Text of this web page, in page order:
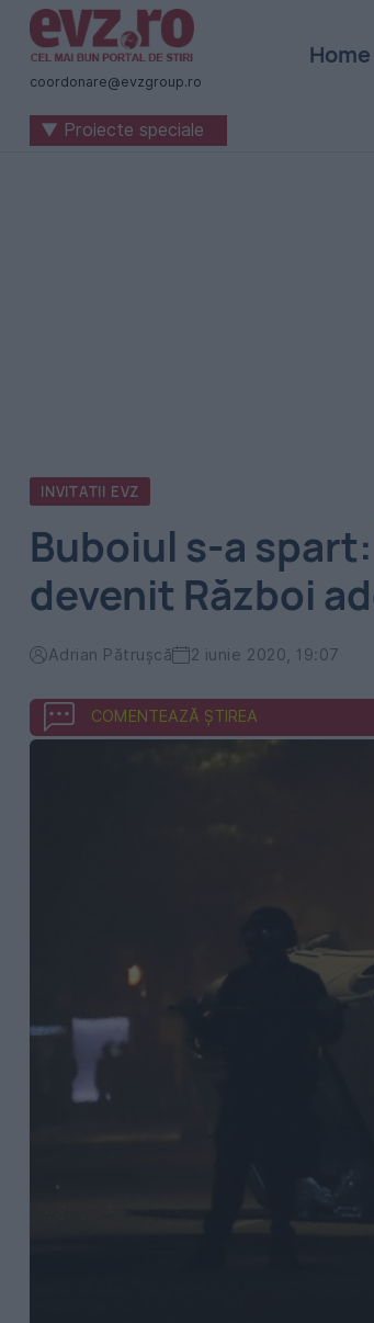
Știri
naționale
internaționale
coordonare@evzgroup.ro
Home
▼ Proiecte speciale
INVITATII EVZ
Buboiul s-a
devenit Război
Adrian Pătrușcă 2 iunie 2020, 19:07
COMENTEAZĂ ȘTIREA